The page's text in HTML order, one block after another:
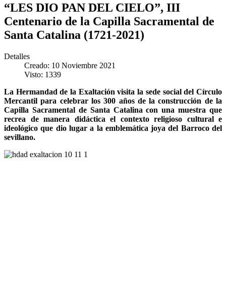
“LES DIO PAN DEL CIELO”, III
Centenario de la Capilla Sacramental de
Santa Catalina (1721-2021)
Detalles
Creado: 10 Noviembre 2021
Visto: 1339
La Hermandad de la Exaltación visita la sede social del Círculo
Mercantil para celebrar los 300 años de la construcción de la
Capilla Sacramental de Santa Catalina con una muestra que
recrea de manera didáctica el contexto religioso cultural e
ideológico que dio lugar a la emblemática joya del Barroco del
sevillano.